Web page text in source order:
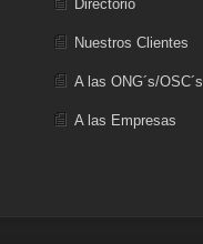
Directorio
Nuestros Clientes
A las ONG´s/OSC´s
A las Empresas